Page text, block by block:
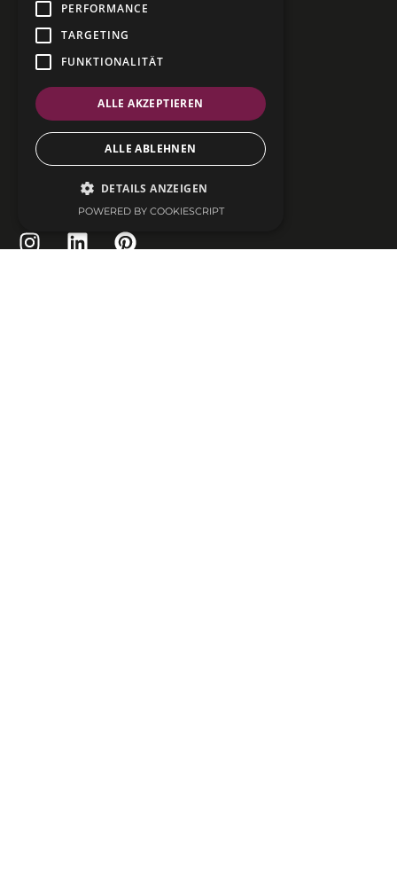
SOCIAL MEDIA
PERFORMANCE
TARGETING
FUNKTIONALITÄT
ALLE AKZEPTIEREN
ALLE ABLEHNEN
DETAILS ANZEIGEN
POWERED BY COOKIESCRIPT